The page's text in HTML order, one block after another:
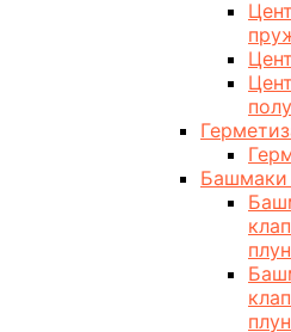
Башмаки